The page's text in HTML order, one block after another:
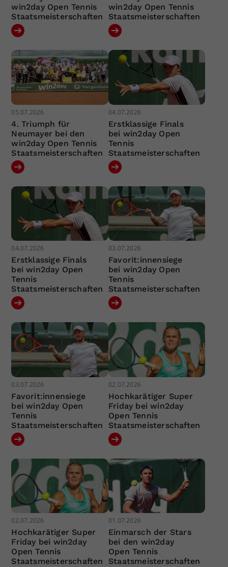
win2day Open Tennis
Staatsmeisterschaften
win2day Open Tennis
Staatsmeisterschaften
05.07.2026
4. Triumph für
Neumayer bei den
win2day Open Tennis
Staatsmeisterschaften
04.07.2026
Erstklassige Finals
bei win2day Open
Tennis
Staatsmeisterschaften
04.07.2026
Erstklassige Finals
bei win2day Open
Tennis
Staatsmeisterschaften
03.07.2026
Favorit:innensiege
bei win2day Open
Tennis
Staatsmeisterschaften
03.07.2026
Favorit:innensiege
bei win2day Open
Tennis
Staatsmeisterschaften
02.07.2026
Hochkarätiger Super
Friday bei win2day
Open Tennis
Staatsmeisterschaften
02.07.2026
Hochkarätiger Super
Friday bei win2day
Open Tennis
Staatsmeisterschaften
01.07.2026
Einmarsch der Stars
bei den win2day
Open Tennis
Staatsmeisterschaften